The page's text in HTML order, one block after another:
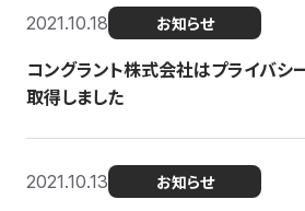
2021.10.18 お知らせ
コングラント株式会社はプライバシ
取得しました
2021.10.13 お知らせ